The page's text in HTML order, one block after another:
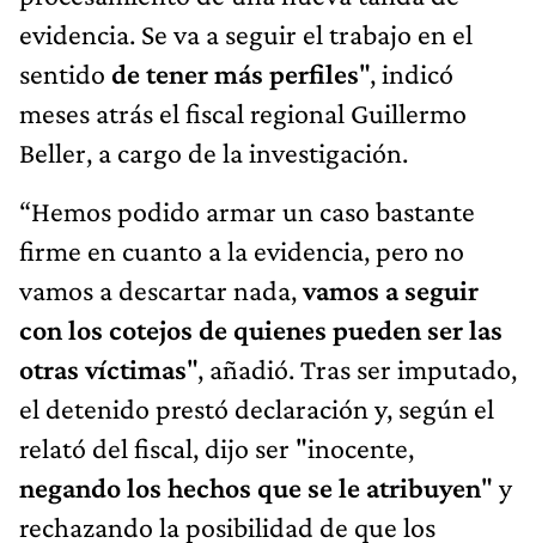
evidencia. Se va a seguir el trabajo en el
sentido de tener más perfiles", indicó
meses atrás el fiscal regional Guillermo
Beller, a cargo de la investigación.
“Hemos podido armar un caso bastante
firme en cuanto a la evidencia, pero no
vamos a descartar nada,vamos a seguir
con los cotejos de quienes pueden ser las
otras víctimas", añadió. Tras ser imputado,
el detenido prestó declaración y, según el
relató del fiscal, dijo ser "inocente,
negando los hechos que se le atribuyen" y
rechazando la posibilidad de que los